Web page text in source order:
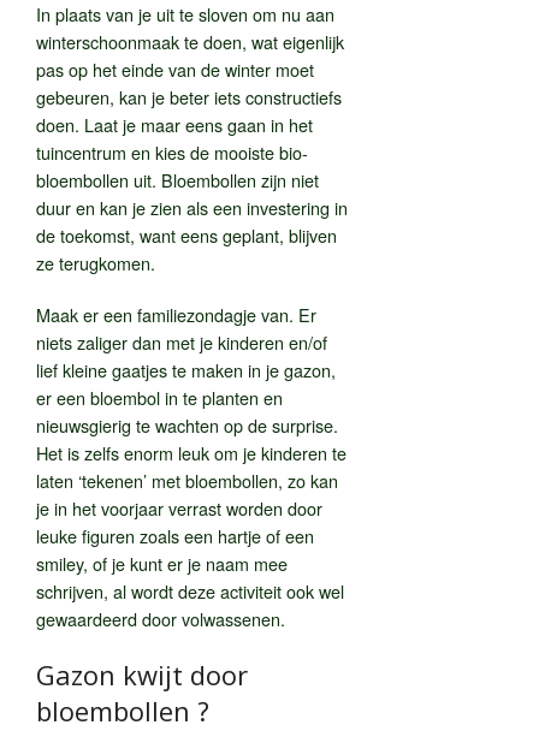
In plaats van je uit te sloven om nu aan
winterschoonmaak te doen, wat eigenlijk
pas op het einde van de winter moet
gebeuren, kan je beter iets constructiefs
doen. Laat je maar eens gaan in het
tuincentrum en kies de mooiste bio-
bloembollen uit. Bloembollen zijn niet
duur en kan je zien als een investering in
de toekomst, want eens geplant, blijven
ze terugkomen.
Maak er een familiezondagje van. Er
niets zaliger dan met je kinderen en/of
lief kleine gaatjes te maken in je gazon,
er een bloembol in te planten en
nieuwsgierig te wachten op de surprise.
Het is zelfs enorm leuk om je kinderen te
laten ‘tekenen’ met bloembollen, zo kan
je in het voorjaar verrast worden door
leuke figuren zoals een hartje of een
smiley, of je kunt er je naam mee
schrijven, al wordt deze activiteit ook wel
gewaardeerd door volwassenen.
Gazon kwijt door
bloembollen ?